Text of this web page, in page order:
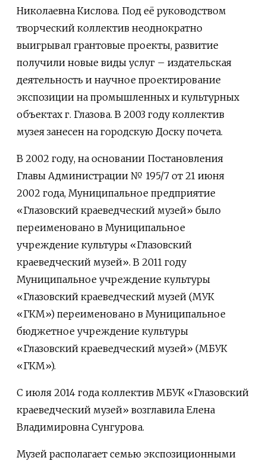
Николаевна Кислова. Под её руководством
творческий коллектив неоднократно
выигрывал грантовые проекты, развитие
получили новые виды услуг – издательская
деятельность и научное проектирование
экспозиции на промышленных и культурных
объектах г. Глазова. В 2003 году коллектив
музея занесен на городскую Доску почета.
В 2002 году, на основании Постановления
Главы Администрации № 195/7 от 21 июня
2002 года, Муниципальное предприятие
«Глазовский краеведческий музей» было
переименовано в Муниципальное
учреждение культуры «Глазовский
краеведческий музей». В 2011 году
Муниципальное учреждение культуры
«Глазовский краеведческий музей (МУК
«ГКМ») переименовано в Муниципальное
бюджетное учреждение культуры
«Глазовский краеведческий музей» (МБУК
«ГКМ»).
С июля 2014 года коллектив МБУК «Глазовский
краеведческий музей» возглавила Елена
Владимировна Сунгурова.
Музей располагает семью экспозиционными